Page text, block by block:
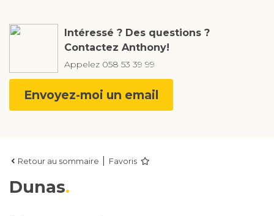
Intéressé ? Des questions ?
Contactez Anthony!
Appelez 058 53 39 99
Envoyez-moi un email
Retour au sommaire Favoris
Dunas